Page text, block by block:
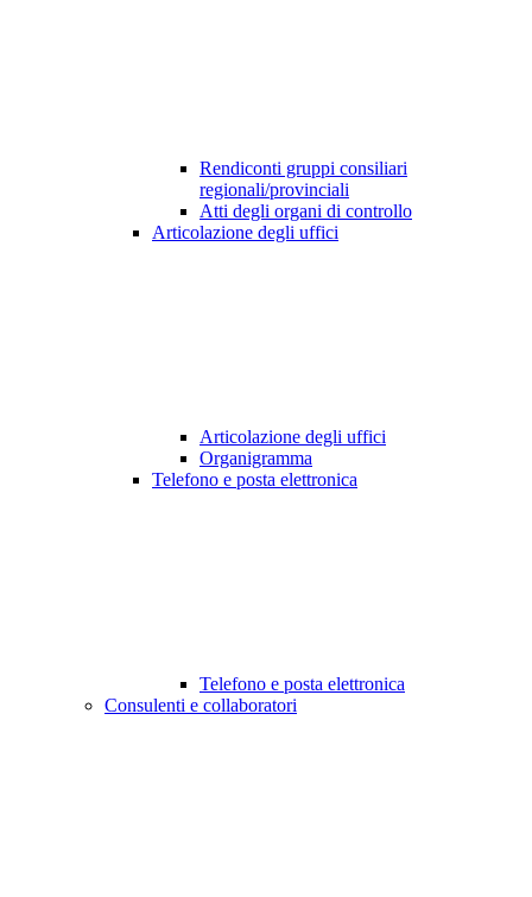
Rendiconti gruppi consiliari
regionali/provinciali
Atti degli organi di controllo
Articolazione degli uffici
Articolazione degli uffici
Organigramma
Telefono e posta elettronica
Telefono e posta elettronica
Consulenti e collaboratori